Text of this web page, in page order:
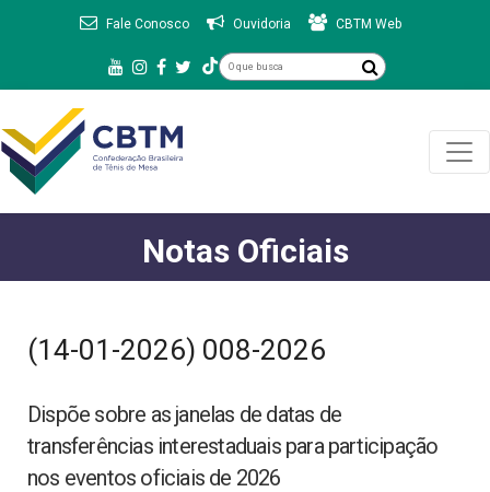
Fale Conosco Ouvidoria CBTM Web
Notas Oficiais
(14-01-2026) 008-2026
Dispõe sobre as janelas de datas de
transferências interestaduais para participação
nos eventos oficiais de 2026